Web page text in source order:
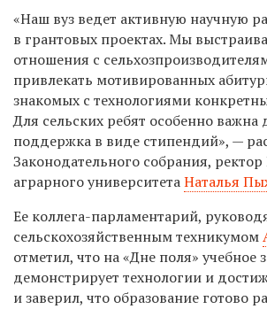
«Наш вуз ведет активную научную
в грантовых проектах. Мы
отношения с
привлекать мотивированных
знакомых с технологиями
Для сельских ребят особенно важна
поддержка в виде стипендий», —
Законодательного собрания,
аграрного университетаНаталья
Ее коллега-парламентарий,
сельскохозяйственным техникумом
отметил, что на «Дне поля» учебное
демонстрирует технологии и
и заверил, что образование готово